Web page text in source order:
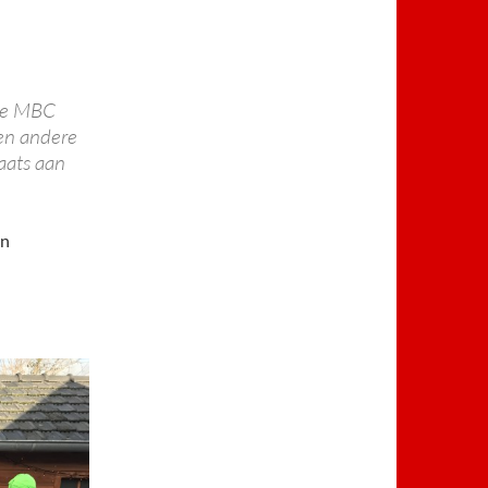
MBC
andere
aan